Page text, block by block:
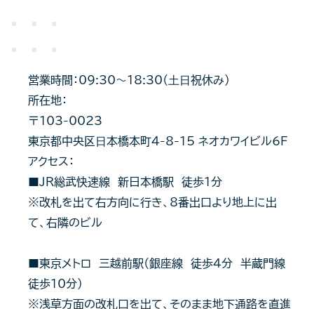
営業時間：09:30〜18:30（⼟⽇祝休み）
所在地：
〒103-0023
東京都中央区⽇本橋本町4-8-15 ネオカワイビル6F
アクセス：
■JR総武快速線 新日本橋駅 徒歩1分
※改札を出て右方向に行き、8番出口より地上に出
て、右隣のビル
■東京メトロ 三越前駅（銀座線 徒歩4分 半蔵門線
徒歩10分）
※浅草方面の改札口を出て、そのまま地下通路を直進